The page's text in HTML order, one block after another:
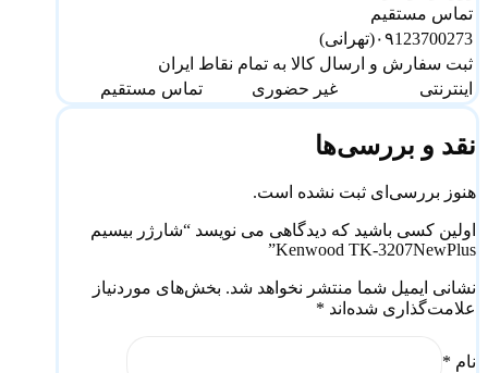
تماس مستقیم
۰۹123700273(تهرانی)
ثبت سفارش و ارسال کالا به تمام نقاط ایران
اینترنتی
غیر حضوری تماس مستقیم
نقد و بررسی‌ها
هنوز بررسی‌ای ثبت نشده است.
اولین کسی باشید که دیدگاهی می نویسد “شارژر بیسیم
Kenwood TK-3207NewPlus”
نشانی ایمیل شما منتشر نخواهد شد. بخش‌های موردنیاز
علامت‌گذاری شده‌اند *
نام *